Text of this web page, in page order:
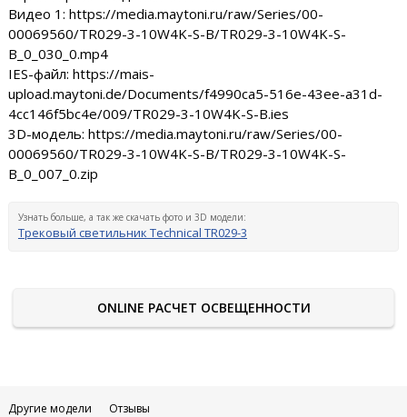
Видео 1: https://media.maytoni.ru/raw/Series/00-
00069560/TR029-3-10W4K-S-B/TR029-3-10W4K-S-
B_0_030_0.mp4
IES-файл: https://mais-
upload.maytoni.de/Documents/f4990ca5-516e-43ee-a31d-
4cc146f5bc4e/009/TR029-3-10W4K-S-B.ies
3D-модель: https://media.maytoni.ru/raw/Series/00-
00069560/TR029-3-10W4K-S-B/TR029-3-10W4K-S-
B_0_007_0.zip
Узнать больше, а так же скачать фото и 3D модели:
Трековый светильник Technical TR029-3
ONLINE РАСЧЕТ ОСВЕЩЕННОСТИ
Другие модели Отзывы